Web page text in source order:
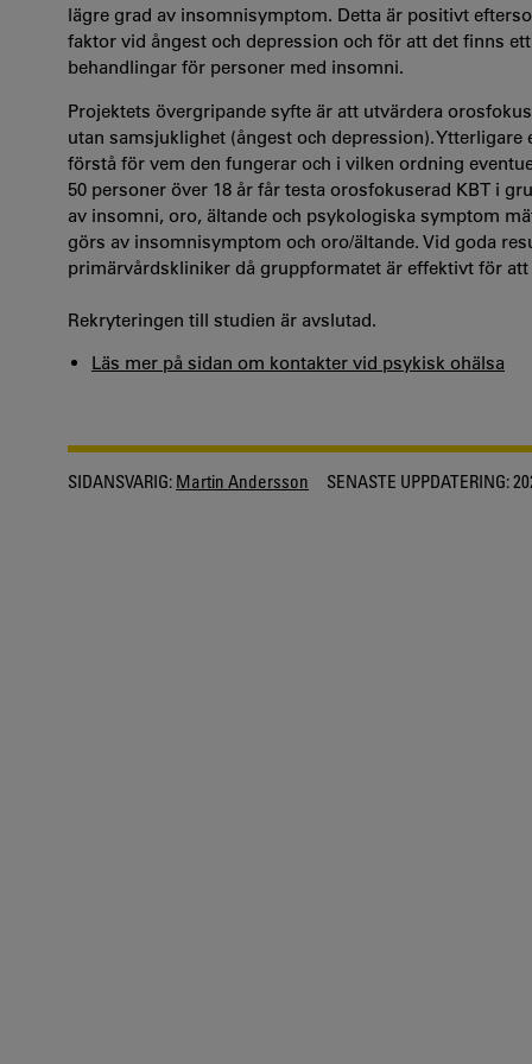
lägre grad av insomnisymptom. Detta är positivt
faktor vid ångest och depression och för att det finns
behandlingar för personer med insomni.
Projektets övergripande syfte är att utvärdera
utan samsjuklighet (ångest och depression).
förstå för vem den fungerar och i vilken ordning
50 personer över 18 år får testa orosfokuserad KBT i
av insomni, oro, ältande och psykologiska symptom
görs av insomnisymptom och oro/ältande. Vid goda
primärvårdskliniker då gruppformatet är effektivt för
Rekryteringen till studien är avslutad.
Läs mer på sidan om kontakter vid psykisk ohälsa
SIDANSVARIG: Martin Andersson SENASTE UPPDATERING: